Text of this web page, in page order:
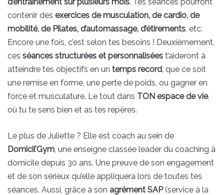
contenir des exercices de musculation, de cardio, de
mobilité, de Pilates, d’automassage, d’étirements , etc.
Encore une fois, c’est selon tes besoins ! Deuxièmement,
ces séances structurées et personnalisées t’aideront à
atteindre tes objectifs en un temps record , que ce soit
une remise en forme, une perte de poids, ou gagner en
force et musculature. Le tout dans TON espace de vie,
où tu te sens bien et as tes repères.
Le plus de Juliette ? Elle est coach au sein de
Domicil’Gym , une enseigne classée leader du coaching à
domicile depuis 30 ans. Une preuve de son engagement
et de son sérieux qu’elle appliquera lors de toutes tes
séances. Aussi, grâce à son agrément SAP(service à la